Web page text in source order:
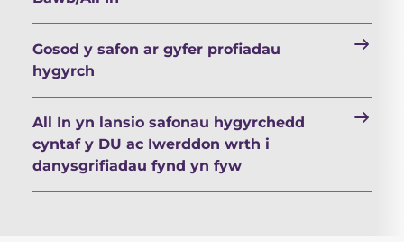
Gosod y safon ar gyfer profiadau
hygyrch
All In yn lansio safonau hygyrchedd
cyntaf y DU ac Iwerddon wrth i
danysgrifiadau fynd yn fyw